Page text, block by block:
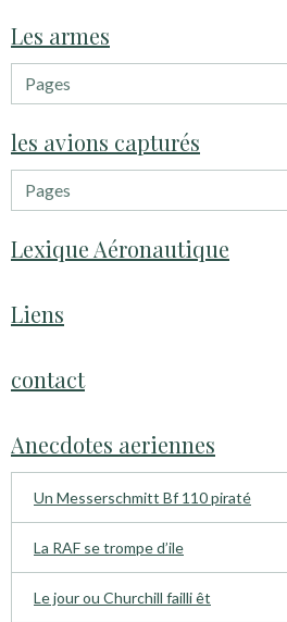
Les armes
les avions capturés
Lexique Aéronautique
Liens
contact
Anecdotes aeriennes
Un Messerschmitt Bf 110 piraté
La RAF se trompe d’ile
Le jour ou Churchill failli êt